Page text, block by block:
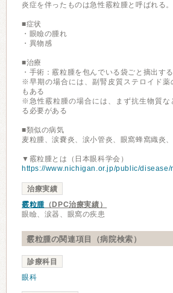
炎症を伴ったものは急性霰粒腫と呼ばれる。
■症状
・眼瞼の腫れ
・異物感
■治療
・手術：霰粒腫を包んでいる袋ごと摘出する
※早期の場合には、副腎皮質ステロイド薬
もある
※急性霰粒腫の場合には、まず抗生物質な
る必要がある
■類似の病気
麦粒腫、涙嚢炎、涙小管炎、眼窩蜂窩織炎
▼霰粒腫とは（日本眼科学会）
https://www.nichigan.or.jp/public/disease/
治療実績
霰粒腫（DPC治療実績）
眼瞼、涙器、眼窩の疾患
霰粒腫の関連項目（病院検索）
診療科目
眼科